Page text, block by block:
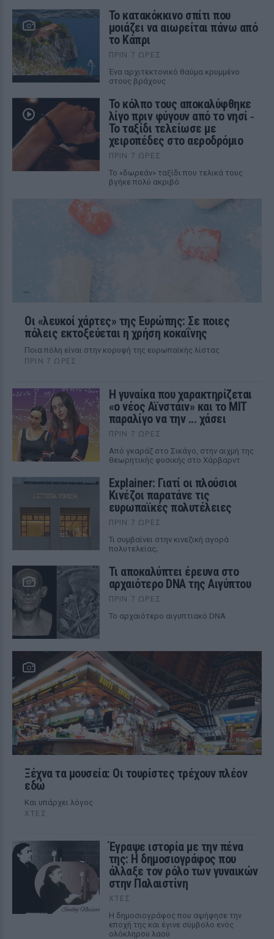
Το κατακόκκινο σπίτι που
μοιάζει να αιωρείται πάνω από
το Κάπρι
ΠΡΙΝ 7 ΏΡΕΣ
Ένα αρχιτεκτονικό θαύμα κρυμμένο
στους βράχους
Το κόλπο τους αποκαλύφθηκε
λίγο πριν φύγουν από το νησί ‑
Το ταξίδι τελείωσε με
χειροπέδες στο αεροδρόμιο
ΠΡΙΝ 7 ΏΡΕΣ
Το «δωρεάν» ταξίδι που τελικά τους
βγήκε πολύ ακριβό
Οι «λευκοί χάρτες» της Ευρώπης: Σε ποιες
πόλεις εκτοξεύεται η χρήση κοκαΐνης
Ποια πόλη είναι στην κορυφή της ευρωπαϊκής λίστας
ΠΡΙΝ 7 ΏΡΕΣ
Η γυναίκα που χαρακτηρίζεται
«ο νέος Αϊνστάιν» και το MIT
παραλίγο να την ... χάσει
ΠΡΙΝ 7 ΏΡΕΣ
Από γκαράζ στο Σικάγο, στην αιχμή της
θεωρητικής φυσικής στο Χάρβαρντ
Explainer: Γιατί οι πλούσιοι
Κινέζοι παρατάνε τις
ευρωπαϊκές πολυτέλειες
ΠΡΙΝ 7 ΏΡΕΣ
Τι συμβαίνει στην κινεζική αγορά
πολυτελείας;
Τι αποκαλύπτει έρευνα στο
αρχαιότερο DNA της Αιγύπτου
ΠΡΙΝ 7 ΏΡΕΣ
Το αρχαιότερο αιγυπτιακό DNA
Ξέχνα τα μουσεία: Οι τουρίστες τρέχουν πλέον
εδώ
Και υπάρχει λόγος
ΧΤΕΣ
Έγραψε ιστορία με την πένα
της: Η δημοσιογράφος που
άλλαξε τον ρόλο των γυναικών
στην Παλαιστίνη
ΧΤΕΣ
Η δημοσιογράφος που αψήφησε την
εποχή της και έγινε σύμβολο ενός
ολόκληρου λαού